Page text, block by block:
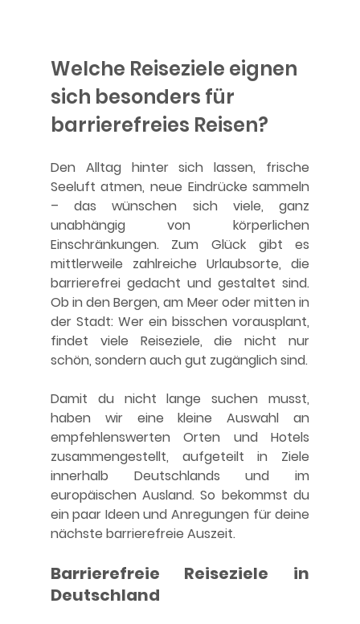
Welche Reiseziele eignen
sich besonders für
barrierefreies Reisen?
Den Alltag hinter sich lassen, frische
Seeluft atmen, neue Eindrücke sammeln
– das wünschen sich viele, ganz
unabhängig von körperlichen
Einschränkungen. Zum Glück gibt es
mittlerweile zahlreiche Urlaubsorte, die
barrierefrei gedacht und gestaltet sind.
Ob in den Bergen, am Meer oder mitten in
der Stadt: Wer ein bisschen vorausplant,
findet viele Reiseziele, die nicht nur
schön, sondern auch gut zugänglich sind.
Damit du nicht lange suchen musst,
haben wir eine kleine Auswahl an
empfehlenswerten Orten und Hotels
zusammengestellt, aufgeteilt in Ziele
innerhalb Deutschlands und im
europäischen Ausland. So bekommst du
ein paar Ideen und Anregungen für deine
nächste barrierefreie Auszeit.
Barrierefreie Reiseziele in
Deutschland